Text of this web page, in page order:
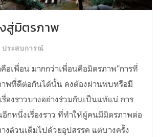
สู่มิตรภาพ
ประสบการณ์
อเพื่อน มากกว่าเพื่อนคือมิตรภาพ"การที่
าพที่ดีต่อกันได้นั้น คงต้องผ่านพบหรือมี
องราวบางอย่างร่วมกันเป็นแท้แน่ การ
อีกหนึ่งเรื่องราว ที่ทำให้ผู้คนมีมิตรภาพต่อ
งล้วนเต็มไปด้วยอุปสรรค แต่บางครั้ง